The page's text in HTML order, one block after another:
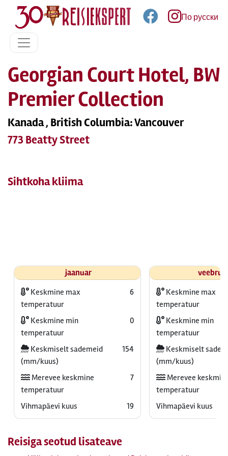
По русски
Georgian Court Hotel, BW
Premier Collection
Kanada , British Columbia: Vancouver
773 Beatty Street
Sihtkoha kliima
jaanuar
Keskmine max
temperatuur
6
Keskmine min
temperatuur
0
Keskmiselt sademeid
(mm/kuus)
154
Merevee keskmine
temperatuur
7
Vihmapäevi kuus 19
Keskmine max
temperatuur
Keskmine min
temperatuur
Keskmiselt
(mm/kuus)
Merevee
temperatuur
Vihmapäevi kuus
Reisiga seotud lisateave